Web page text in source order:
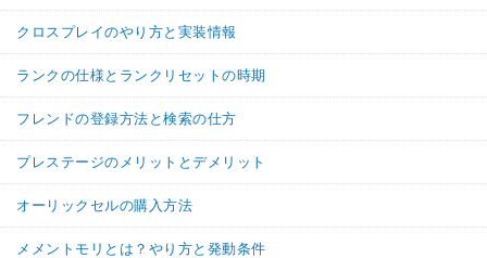
クロスプレイのやり方と実装情報
ランクの仕様とランクリセットの時期
フレンドの登録方法と検索の仕方
プレステージのメリットとデメリット
オーリックセルの購入方法
メメントモリとは？やり方と発動条件